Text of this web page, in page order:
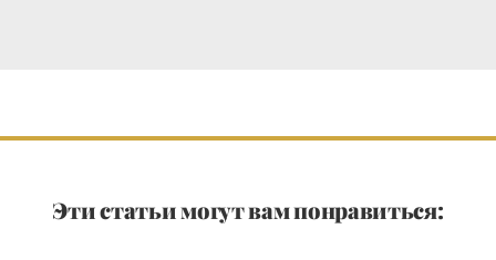
Эти статьи могут вам понравиться: